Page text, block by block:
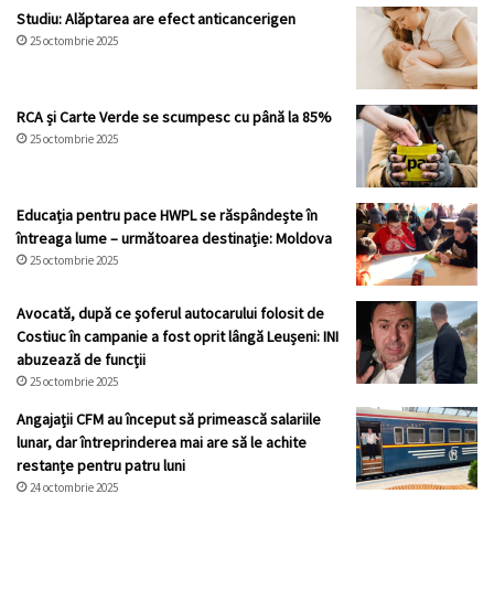
Studiu: Alăptarea are efect anticancerigen
25 octombrie 2025
RCA și Carte Verde se scumpesc cu până la 85%
25 octombrie 2025
Educația pentru pace HWPL se răspândește în
întreaga lume – următoarea destinație: Moldova
25 octombrie 2025
Avocată, după ce şoferul autocarului folosit de
Costiuc în campanie a fost oprit lângă Leușeni: INI
abuzează de funcții
25 octombrie 2025
Angajații CFM au început să primească salariile
lunar, dar întreprinderea mai are să le achite
restanțe pentru patru luni
24 octombrie 2025